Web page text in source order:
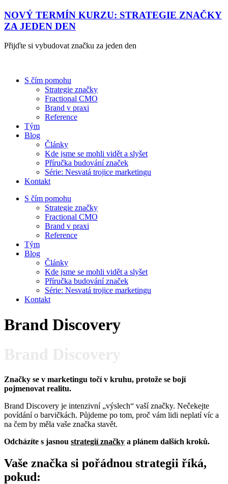
NOVÝ TERMÍN KURZU: STRATEGIE ZNAČKY
ZA JEDEN DEN
Přijďte si vybudovat značku za jeden den
S čím pomohu
Strategie značky
Fractional CMO
Brand v praxi
Reference
Tým
Blog
Články
Kde jsme se mohli vidět a slyšet
Příručka budování značek
Série: Nesvatá trojice marketingu
Kontakt
S čím pomohu
Strategie značky
Fractional CMO
Brand v praxi
Reference
Tým
Blog
Články
Kde jsme se mohli vidět a slyšet
Příručka budování značek
Série: Nesvatá trojice marketingu
Kontakt
Brand Discovery
Značky se v marketingu točí v kruhu, protože se bojí
pojmenovat realitu.
Brand Discovery je intenzivní „výslech“ vaší značky. Nečekejte
povídání o barvičkách. Půjdeme po tom, proč vám lidi neplatí víc a
na čem by měla vaše značka stavět.
Odcházíte s jasnou strategií značky a plánem dalších kroků.
Vaše značka si pořádnou strategii říká,
pokud: